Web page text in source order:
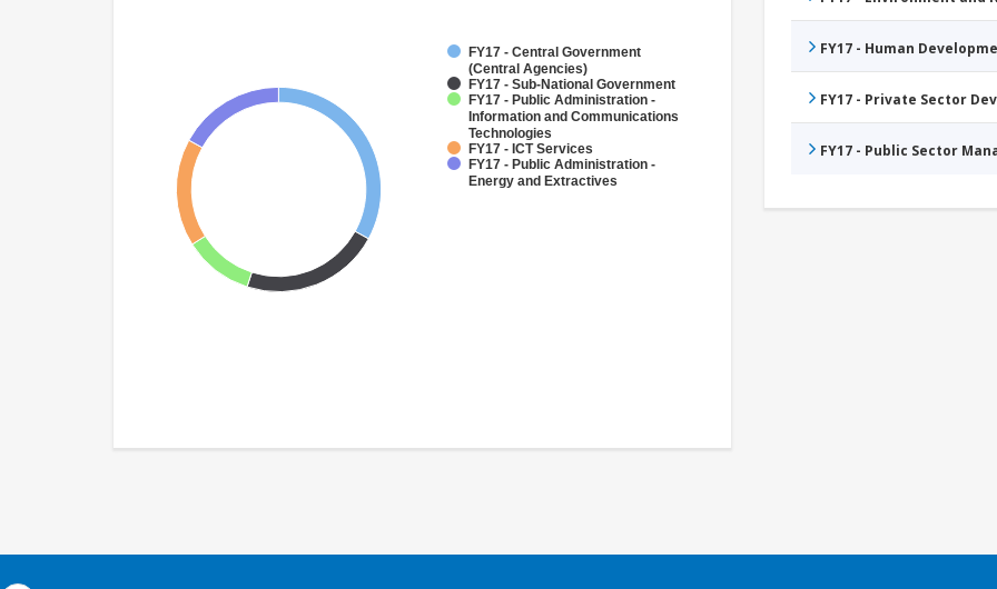
FY17 - Central Government
(Central Agencies)
FY17 - Sub-National Government
FY17 - Public Administration -
Information and Communications
Technologies
FY17 - ICT Services
FY17 - Public Administration -
Energy and Extractives
FY17 - Human
FY17 - Private Sector
FY17 - Public Sector